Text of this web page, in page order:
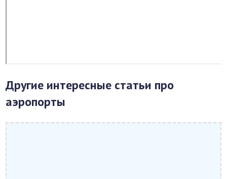
Другие интересные статьи про
аэропорты